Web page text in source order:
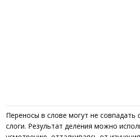
Переносы в слове могут не совпадать
слоги. Результат деления можно